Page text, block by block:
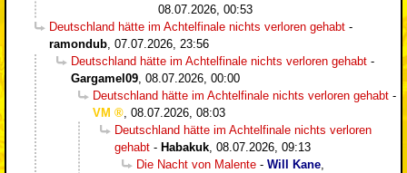
08.07.2026, 00:53
Deutschland hätte im Achtelfinale nichts verloren gehabt -
ramondub 07.07.2026, 23:56
Deutschland hätte im Achtelfinale nichts verloren gehabt -
Gargamel09 08.07.2026, 00:00
Deutschland hätte im Achtelfinale nichts verloren gehabt -
VM
08.07.2026, 08:03
Deutschland hätte im Achtelfinale nichts verloren
gehabt - Habakuk 08.07.2026, 09:13
Die Nacht von Malente - Will Kane